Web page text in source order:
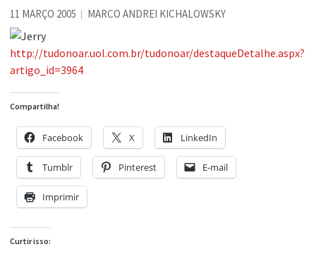
11 MARÇO 2005 MARCO ANDREI KICHALOWSKY
http://tudonoar.uol.com.br/tudonoar/destaqueDetalhe.aspx?
artigo_id=3964
Compartilha!
Facebook X LinkedIn
Tumblr Pinterest E-mail
Imprimir
Curtir isso: